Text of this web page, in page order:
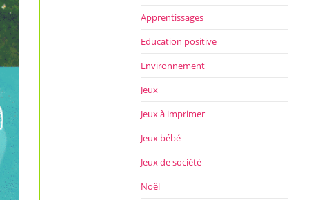
Apprentissages
Education positive
Environnement
Jeux
Jeux à imprimer
Jeux bébé
Jeux de société
Noël